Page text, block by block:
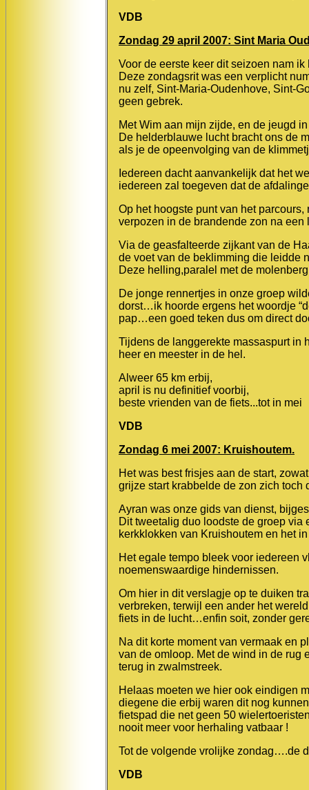
VDB
Zondag 29 april 2007: Sint Maria
Voor de eerste keer dit seizoen nam
Deze zondagsrit was een verplicht
nu zelf, Sint-Maria-Oudenhove, Sint-
geen gebrek.
Met Wim aan mijn zijde, en de jeugd
De helderblauwe lucht bracht ons de
als je de opeenvolging van de
Iedereen dacht aanvankelijk dat het
iedereen zal toegeven dat de
Op het hoogste punt van het
verpozen in de brandende zon na
Via de geasfalteerde zijkant van de
de voet van de beklimming die leidde
Deze helling,paralel met de
De jonge rennertjes in onze groep
dorst…ik hoorde ergens het woordje
pap…een goed teken dus om direct
Tijdens de langgerekte massaspurt in
heer en meester in de hel.
Alweer 65 km erbij,
april is nu definitief voorbij,
beste vrienden van de fiets...tot in mei
VDB
Zondag 6 mei 2007: Kruishoutem.
Het was best frisjes aan de start,
grijze start krabbelde de zon zich toch
Ayran was onze gids van dienst,
Dit tweetalig duo loodste de groep
kerkklokken van Kruishoutem en het
Het egale tempo bleek voor iedereen
noemenswaardige hindernissen.
Om hier in dit verslagje op te duiken
verbreken, terwijl een ander het
fiets in de lucht…enfin soit, zonder
Na dit korte moment van vermaak en
van de omloop. Met de wind in de rug
terug in zwalmstreek.
Helaas moeten we hier ook eindigen
diegene die erbij waren dit nog
fietspad die net geen 50
nooit meer voor herhaling vatbaar !
Tot de volgende vrolijke zondag….de
VDB